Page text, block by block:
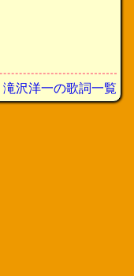
滝沢洋一の歌詞一覧